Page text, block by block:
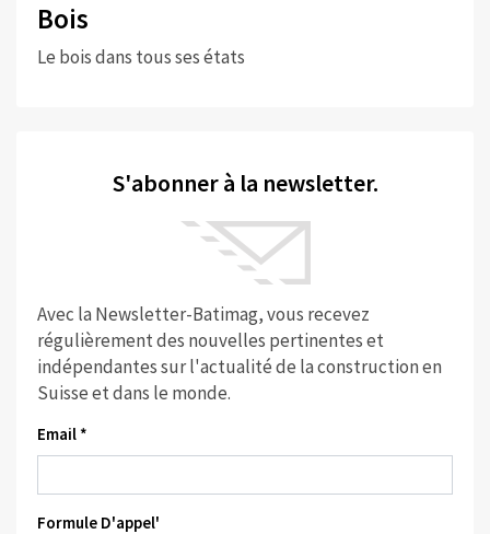
Bois
Le bois dans tous ses états
S'abonner à la newsletter.
Avec la Newsletter-Batimag, vous recevez
régulièrement des nouvelles pertinentes et
indépendantes sur l'actualité de la construction en
Suisse et dans le monde.
Email *
Formule D'appel'